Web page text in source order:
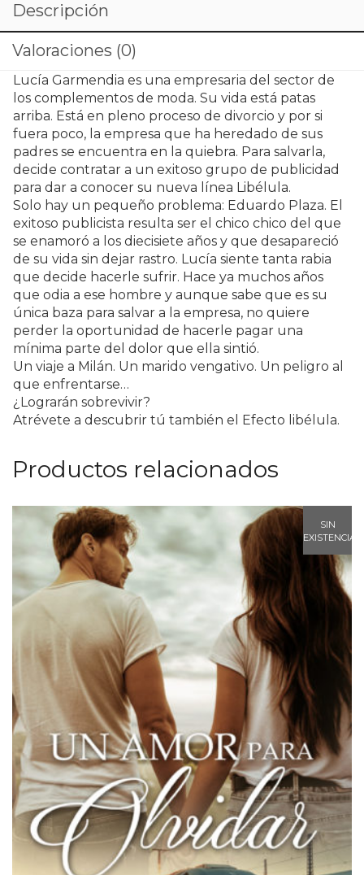
Descripción
Valoraciones (0)
Lucía Garmendia es una empresaria del sector de
los complementos de moda. Su vida está patas
arriba. Está en pleno proceso de divorcio y por si
fuera poco, la empresa que ha heredado de sus
padres se encuentra en la quiebra. Para salvarla,
decide contratar a un exitoso grupo de publicidad
para dar a conocer su nueva línea Libélula.
Solo hay un pequeño problema: Eduardo Plaza. El
exitoso publicista resulta ser el chico chico del que
se enamoró a los diecisiete años y que desapareció
de su vida sin dejar rastro. Lucía siente tanta rabia
que decide hacerle sufrir. Hace ya muchos años
que odia a ese hombre y aunque sabe que es su
única baza para salvar a la empresa, no quiere
perder la oportunidad de hacerle pagar una
mínima parte del dolor que ella sintió.
Un viaje a Milán. Un marido vengativo. Un peligro al
que enfrentarse…
¿Lograrán sobrevivir?
Atrévete a descubrir tú también el Efecto libélula.
Productos relacionados
SIN
EXISTENCIAS